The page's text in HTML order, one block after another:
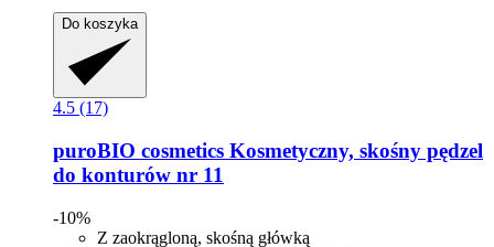
Do koszyka
4.5 (17)
puroBIO cosmetics Kosmetyczny, skośny pędzel
do konturów nr 11
-10%
Z zaokrągloną, skośną główką